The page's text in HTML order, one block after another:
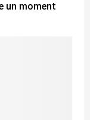
un moment